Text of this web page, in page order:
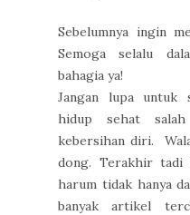
Sebelumnya ingin
Semoga selalu
bahagia ya!
Jangan lupa untuk
hidup sehat
kebersihan diri.
dong. Terakhir tadi
harum tidak hanya
banyak artikel